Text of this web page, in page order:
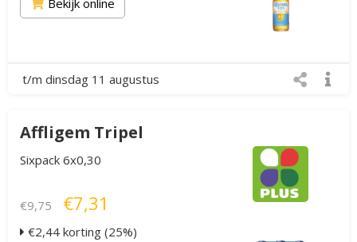
Bekijk online
t/m dinsdag 11 augustus
Affligem Tripel
Sixpack 6x0,30
€9,75 €7,31
€2,44 korting (25%)